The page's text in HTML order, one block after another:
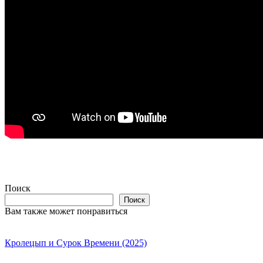
Поиск
Поиск
Вам также может понравиться
Кролецып и Сурок Времени (2025)